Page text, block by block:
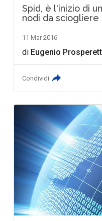
Spid, è l'inizio di
nodi da sciogliere
11 Mar 2016
di Eugenio
Condividi